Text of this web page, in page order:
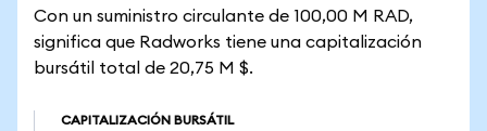
Con un suministro circulante de 100,00 M RAD,
significa que Radworks tiene una capitalización
bursátil total de 20,75 M $.
CAPITALIZACIÓN BURSÁTIL